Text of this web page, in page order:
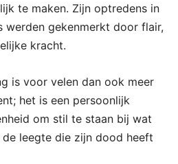
te maken. Zijn optredens in
werden gekenmerkt door flair,
kracht.
is voor velen dan ook meer
het is een persoonlijk
om stil te staan bij wat
de leegte die zijn dood heeft